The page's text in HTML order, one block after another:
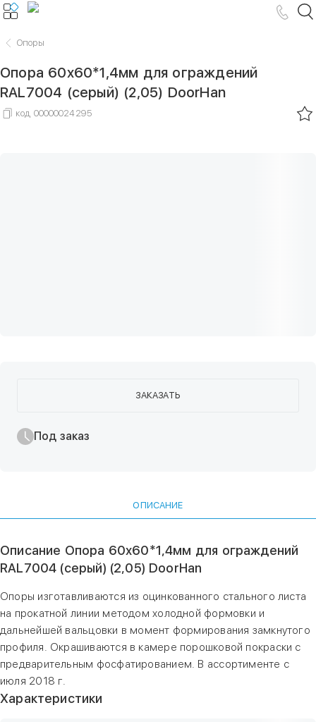
Опоры
Опора 60х60*1,4мм для ограждений
RAL7004 (серый) (2,05) DoorHan
код 00000024295
ЗАКАЗАТЬ
Под заказ
ОПИСАНИЕ
Описание Опора 60х60*1,4мм для ограждений
RAL7004 (серый) (2,05) DoorHan
Опоры изготавливаются из оцинкованного стального листа
на прокатной линии методом холодной формовки и
дальнейшей вальцовки в момент формирования замкнутого
профиля. Окрашиваются в камере порошковой покраски с
предварительным фосфатированием. В ассортименте с
июля 2018 г.
Характеристики